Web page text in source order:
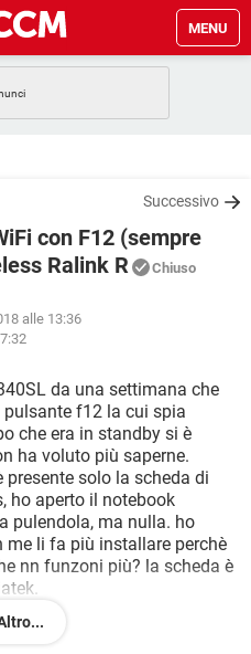
MENU
WHATSAPP
FACEBOOK
WINDOWS 10
FACEBOOK
GAMING
ANDROID
WINDOWS 10
FACEBOOK
ANDROID
WHATSAPP
FACEBOOK
ANDROID
WINDOWS 10
WHATSAPP
FACEBOOK
Successivo
con F12 (sempre
Ralink R
Chiuso
alle 13:36
da una settimana che
f12 la cui spia
che era in standby si è
ha voluto più saperne.
solo la scheda di
ho aperto il notebook
pulendola, ma nulla. ho
li fa più installare perchè
nn funzoni più? la scheda è
nulla. conviene sostituirla
un po' vecchio nn è